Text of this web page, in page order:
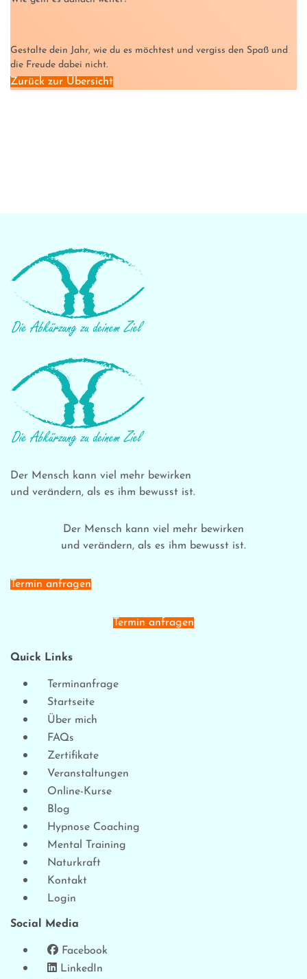
Gestalte dein Jahr, wie du es möchtest und vergiss den Spaß und
die Freude dabei nicht.
Zurück zur Übersicht
Der Mensch kann viel mehr bewirken
und verändern, als es ihm bewusst ist.
Der Mensch kann viel mehr bewirken
und verändern, als es ihm bewusst ist.
Termin anfragen
Termin anfragen
Quick Links
Terminanfrage
Startseite
Über mich
FAQs
Zertifikate
Veranstaltungen
Online-Kurse
Blog
Hypnose Coaching
Mental Training
Naturkraft
Kontakt
Login
Social Media
Facebook
LinkedIn